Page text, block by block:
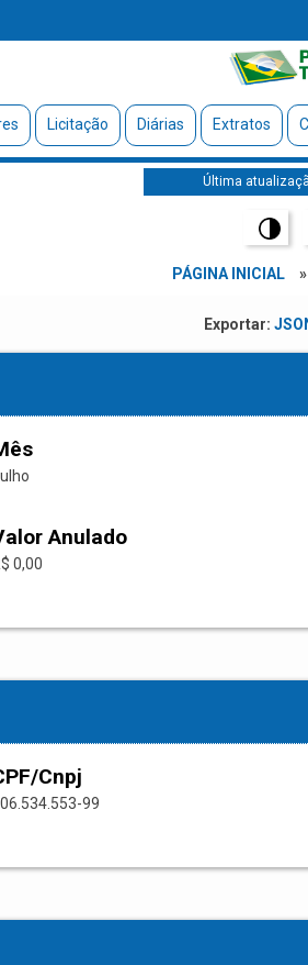
Licitação Diárias Extratos
Última
PÁGINA INICIAL »
Exportar:
Anulado
0,00
Cnpj
99